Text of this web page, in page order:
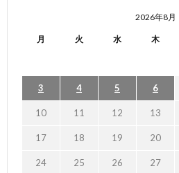
2026年8月
月 火 水 木
3 4 5 6
10 11 12 13
17 18 19 20
24 25 26 27